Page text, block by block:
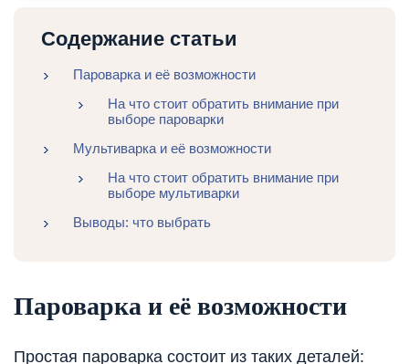
Содержание статьи
Пароварка и её возможности
На что стоит обратить внимание при
выборе пароварки
Мультиварка и её возможности
На что стоит обратить внимание при
выборе мультиварки
Выводы: что выбрать
Пароварка и её возможности
Простая пароварка состоит из таких деталей: